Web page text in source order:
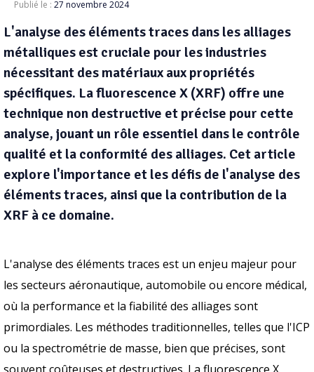
Publié le : 27 novembre 2024
L'analyse des éléments traces dans les alliages
métalliques est cruciale pour les industries
nécessitant des matériaux aux propriétés
spécifiques. La fluorescence X (XRF) offre une
technique non destructive et précise pour cette
analyse, jouant un rôle essentiel dans le contrôle
qualité et la conformité des alliages. Cet article
explore l'importance et les défis de l'analyse des
éléments traces, ainsi que la contribution de la
XRF à ce domaine.
L'analyse des éléments traces est un enjeu majeur pour
les secteurs aéronautique, automobile ou encore médical,
où la performance et la fiabilité des alliages sont
primordiales. Les méthodes traditionnelles, telles que l'ICP
ou la spectrométrie de masse, bien que précises, sont